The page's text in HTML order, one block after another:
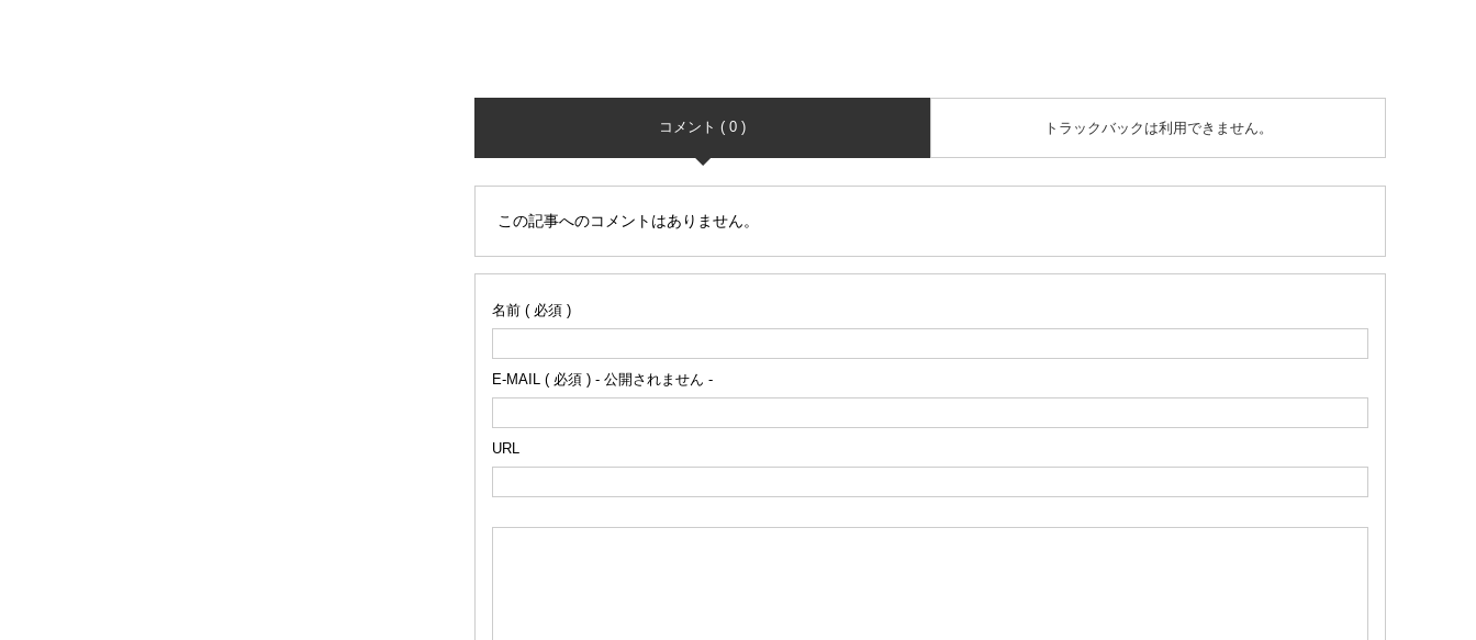
コメント ( 0 ) トラックバックは利用できません。
この記事へのコメントはありません。
名前 ( 必須 )
E-MAIL ( 必須 ) - 公開されません -
URL